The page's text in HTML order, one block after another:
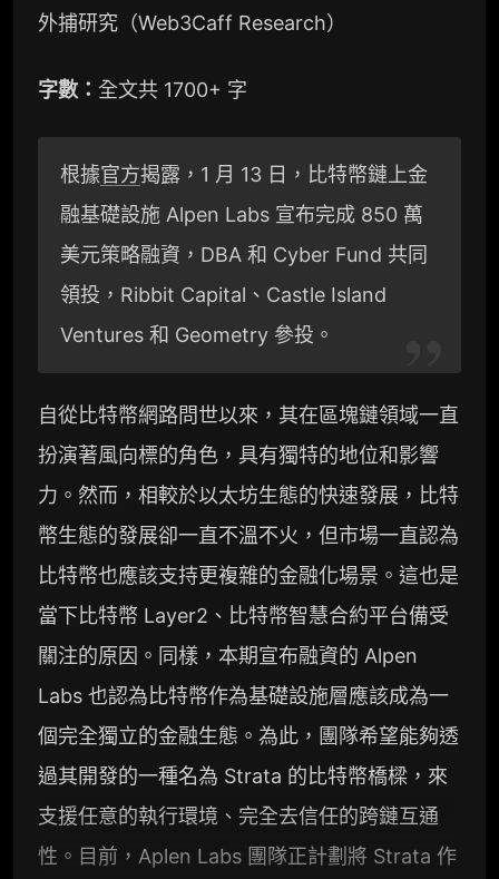
外捕研究（Web3Caff Research）
字數： 全文共 1700+ 字
根據官方揭露，1 月 13 日，比特幣鏈上金
融基礎設施 Alpen Labs 宣布完成 850 萬
美元策略融資，DBA 和 Cyber​​ Fund 共同
領投，Ribbit Capital、Castle Island
Ventures 和 Geometry 參投。
自從比特幣網路問世以來，其在區塊鏈領域一直
扮演著風向標的角色，具有獨特的地位和影響
力。然而，相較於以太坊生態的快速發展，比特
幣生態的發展卻一直不溫不火，但市場一直認為
比特幣也應該支持更複雜的金融化場景。這也是
當下比特幣 Layer2、比特幣智慧合約平台備受
關注的原因。同樣，本期宣布融資的 Alpen
Labs 也認為比特幣作為基礎設施層應該成為一
個完全獨立的金融生態。為此，團隊希望能夠透
過其開發的一種名為 Strata 的比特幣橋樑，來
支援任意的執行環境、完全去信任的跨鏈互通
性。目前，Aplen Labs 團隊正計劃將 Strata 作